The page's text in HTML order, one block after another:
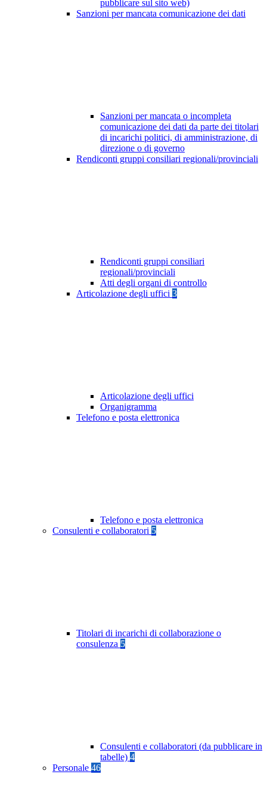
pubblicare sul sito web)
Sanzioni per mancata comunicazione dei dati
Sanzioni per mancata o incompleta
comunicazione dei dati da parte dei titolari
di incarichi politici, di amministrazione, di
direzione o di governo
Rendiconti gruppi consiliari regionali/provinciali
Rendiconti gruppi consiliari
regionali/provinciali
Atti degli organi di controllo
Articolazione degli uffici 3
Articolazione degli uffici
Organigramma
Telefono e posta elettronica
Telefono e posta elettronica
Consulenti e collaboratori 5
Titolari di incarichi di collaborazione o
consulenza 5
Consulenti e collaboratori (da pubblicare in
tabelle) 4
Personale 46